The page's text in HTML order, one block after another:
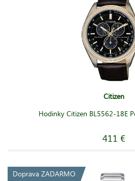
Citizen
Hodinky Citizen BL5562-18E
411 €
Doprava ZADARMO